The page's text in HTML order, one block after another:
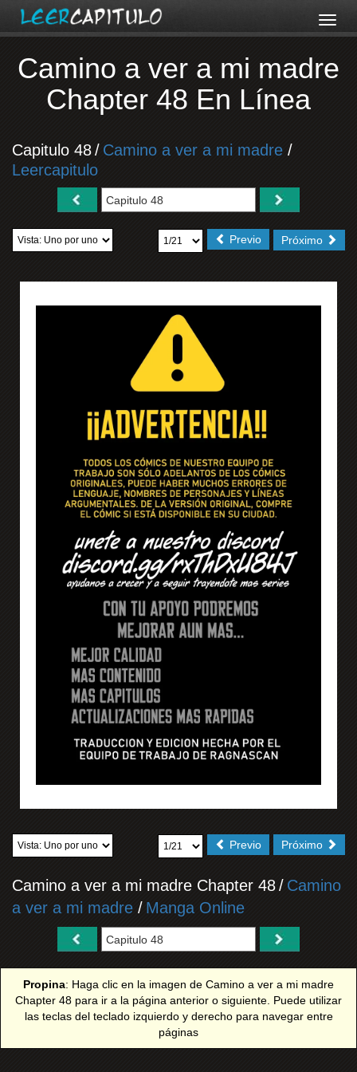
Camino a ver a mi madre
Chapter 48 En Línea
Capitulo 48/ Camino a ver a mi madre /
Leercapitulo
Próximo
Previo
Próximo
Previo
Camino a ver a mi madre Chapter 48/ Camino
a ver a mi madre / Manga Online
Propina: Haga clic en la imagen de Camino a ver a mi madre
Chapter 48 para ir a la página anterior o siguiente. Puede utilizar
las teclas del teclado izquierdo y derecho para navegar entre
páginas